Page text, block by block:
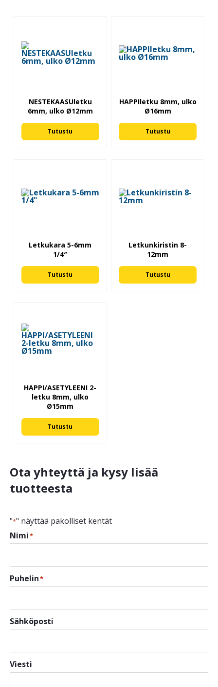
NESTEKAASUletku
6mm, ulko Ø12mm
Tutustu
HAPPIletku 8mm, ulko
Ø16mm
Tutustu
Letkukara 5-6mm
1/4″
Tutustu
Letkunkiristin 8-
12mm
Tutustu
HAPPI/ASETYLEENI 2-
letku 8mm, ulko
Ø15mm
Tutustu
Ota yhteyttä ja kysy lisää
tuotteesta
"*" näyttää pakolliset kentät
Nimi*
Puhelin*
Sähköposti
Viesti